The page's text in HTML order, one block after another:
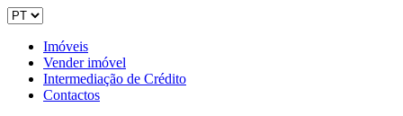
Imóveis
Vender imóvel
Intermediação de Crédito
Contactos